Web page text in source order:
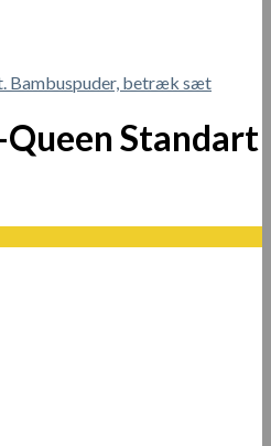
Bambuspuder, betræk sæt
Queen Standart